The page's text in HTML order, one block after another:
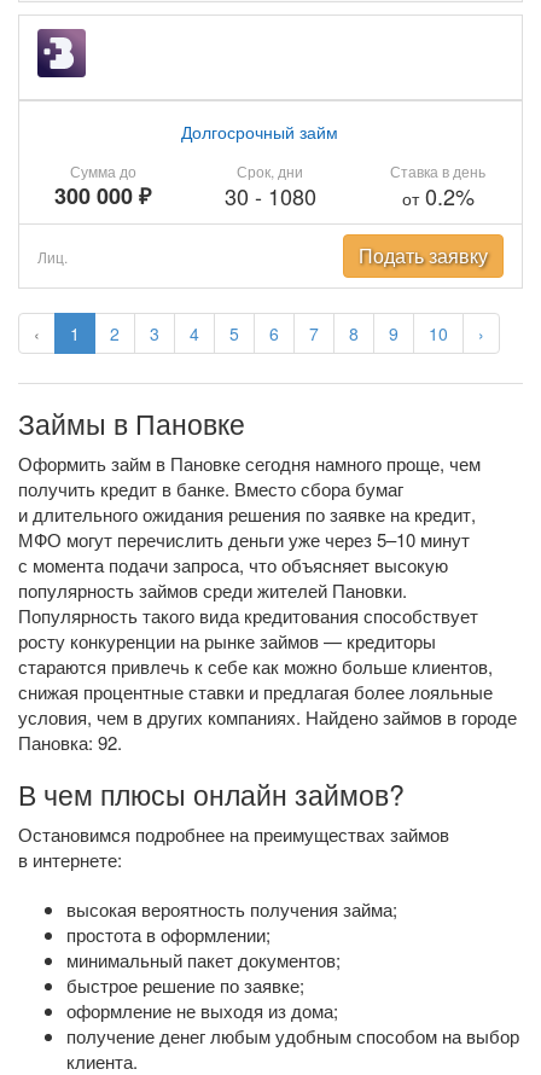
‹ 1 2 3 4 5 6 7 8 9 10 ›
Сумма до
300 000 ₽
Долгосрочный займ
Срок, дни
30 - 1080
Ставка в день
от0.2%
Лиц. Подать заявку
Займы в Пановке
Оформить займ в Пановке сегодня намного проще, чем
получить кредит в банке. Вместо сбора бумаг
и длительного ожидания решения по заявке на кредит,
МФО могут перечислить деньги уже через 5–10 минут
с момента подачи запроса, что объясняет высокую
популярность займов среди жителей Пановки.
Популярность такого вида кредитования способствует
росту конкуренции на рынке займов — кредиторы
стараются привлечь к себе как можно больше клиентов,
снижая процентные ставки и предлагая более лояльные
условия, чем в других компаниях. Найдено займов в городе
Пановка: 92.
В чем плюсы онлайн займов?
Остановимся подробнее на преимуществах займов
в интернете:
высокая вероятность получения займа;
простота в оформлении;
минимальный пакет документов;
быстрое решение по заявке;
оформление не выходя из дома;
получение денег любым удобным способом на выбор
клиента.